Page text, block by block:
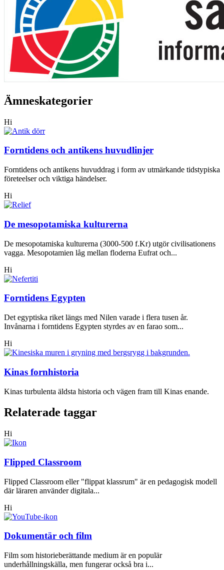
Ämneskategorier
Hi
Forntidens och antikens huvudlinjer
Forntidens och antikens huvuddrag i form av utmärkande tidstypiska
företeelser och viktiga händelser.
Hi
De mesopotamiska kulturerna
De mesopotamiska kulturerna (3000-500 f.Kr) utgör civilisationens
vagga. Mesopotamien låg mellan floderna Eufrat och...
Hi
Forntidens Egypten
Det egyptiska riket längs med Nilen varade i flera tusen år.
Invånarna i forntidens Egypten styrdes av en farao som...
Hi
Kinas fornhistoria
Kinas turbulenta äldsta historia och vägen fram till Kinas enande.
Relaterade taggar
Hi
Flipped Classroom
Flipped Classroom eller "flippat klassrum" är en pedagogisk modell
där läraren använder digitala...
Hi
Dokumentär och film
Film som historieberättande medium är en populär
underhållningskälla, men fungerar också bra i...